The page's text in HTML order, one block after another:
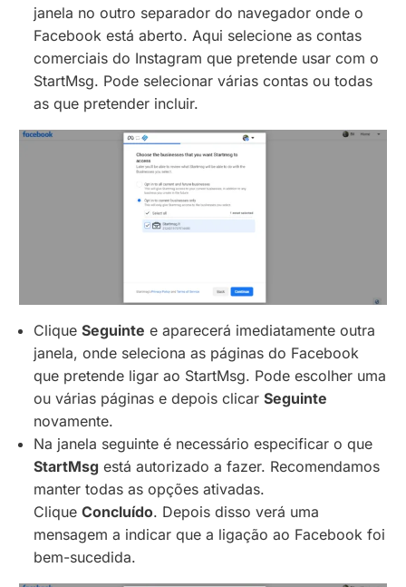
janela no outro separador do navegador onde o
Facebook está aberto. Aqui selecione as contas
comerciais do Instagram que pretende usar com o
StartMsg. Pode selecionar várias contas ou todas
as que pretender incluir.
CliqueSeguinte e aparecerá imediatamente outra
janela, onde seleciona as páginas do Facebook
que pretende ligar ao StartMsg. Pode escolher uma
ou várias páginas e depois clicarSeguinte
novamente.
Na janela seguinte é necessário especificar o que
StartMsg está autorizado a fazer. Recomendamos
manter todas as opções ativadas.
CliqueConcluído. Depois disso verá uma
mensagem a indicar que a ligação ao Facebook foi
bem-sucedida.